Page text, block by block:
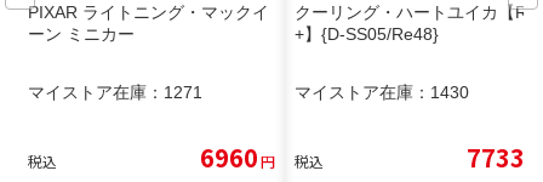
PIXAR ライトニング・マックイ
ーン ミニカー
マイストア在庫： 1271
税込 6960円
クーリング・ハートユイカ【Re
+】{D-SS05/Re48}
マイストア在庫： 1430
税込 7733